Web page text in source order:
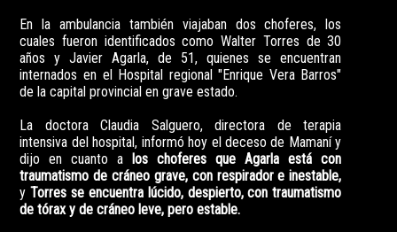
En la ambulancia también viajaban dos choferes, los
cuales fueron identificados como Walter Torres de 30
años y Javier Agarla, de 51, quienes se encuentran
internados en el Hospital regional "Enrique Vera Barros"
de la capital provincial en grave estado.
La doctora Claudia Salguero, directora de terapia
intensiva del hospital, informó hoy el deceso de Mamaní y
dijo en cuanto alos choferes que Agarla está con
traumatismo de cráneo grave, con respirador e inestable,
yTorres se encuentra lúcido, despierto, con traumatismo
de tórax y de cráneo leve, pero estable.